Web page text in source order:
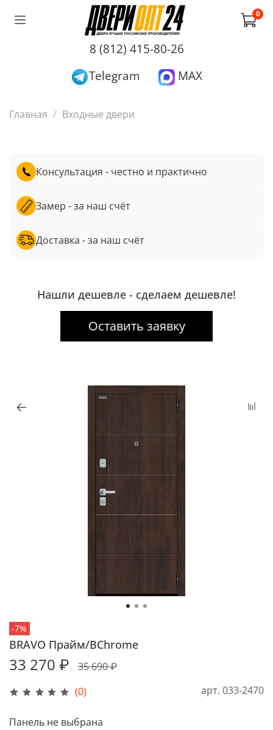
0
8 (812) 415-80-26
Telegram
MAX
Главная Входные двери
Консультация - честно и практично
Замер - за наш счёт
Доставка - за наш счёт
Нашли дешевле - сделаем дешевле!
Оставить заявку
-7%
(0) арт. 033-2470
BRAVO Прайм/BChrome
33 270 ₽ 35 690 ₽
Панель не выбрана